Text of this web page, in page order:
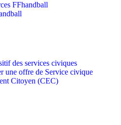
FFhandball
des services civiques
une offre de Service civique
Citoyen (CEC)